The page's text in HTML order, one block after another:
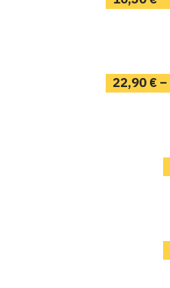
22,90€–